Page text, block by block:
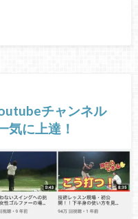
チャンネル
気に上達！